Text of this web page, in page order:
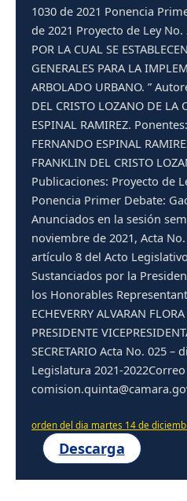
1030 de 2021 Ponencia
de 2021 Proyecto de Ley No.
POR LA CUAL SE
GENERALES PARA LA
ARBOLADO URBANO. ”
DEL CRISTO LOZANO DE LA
ESPINAL RAMIREZ.
FERNANDO ESPINAL
FRANKLIN DEL CRISTO
Publicaciones: Proyecto de
Ponencia Primer Debate:
Anunciados en la sesión
noviembre de 2021, Acta
artículo 8 del Acto
Sustanciados por la
los Honorables
ECHEVERRY ALVARAN
PRESIDENTE
SECRETARIO Acta No. 025 –
Legislatura 2021-
orden del dia martes 14 de
Descarga